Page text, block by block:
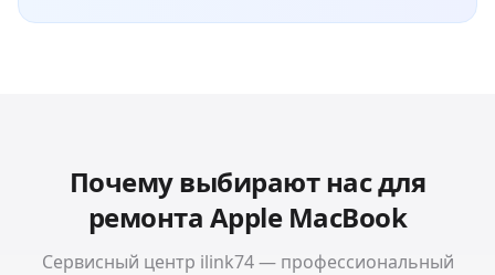
Почему выбирают нас для
ремонта Apple MacBook
Сервисный центр ilink74 — профессиональный